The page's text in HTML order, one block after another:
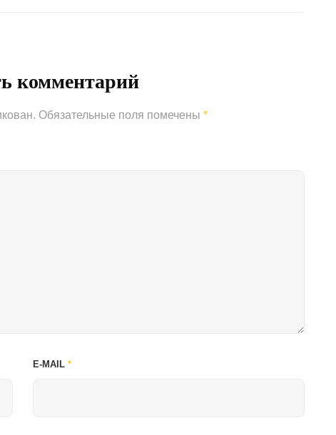
комментарий
Обязательные поля помечены *
E-MAIL *